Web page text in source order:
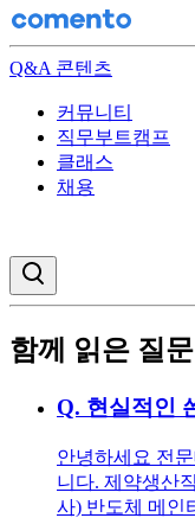
Q&A 콘텐츠
커뮤니티
직무부트캠프
클래스
채용
함께 읽은 질문
Q. 현실적인
안녕하세요 전
니다. 제약생산
사) 반도체 메인